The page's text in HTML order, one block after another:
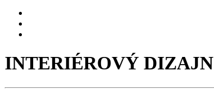
INTERIÉROVÝ DIZAJN